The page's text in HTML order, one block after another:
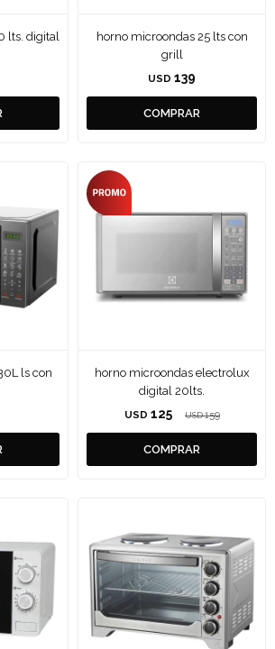
lts. digital
horno microondas 25 lts con
grill
USD 139
ls con
horno microondas electrolux
digital 20lts.
USD 125 USD 159